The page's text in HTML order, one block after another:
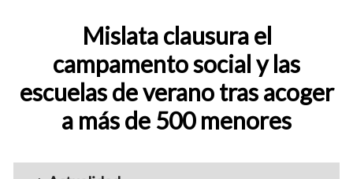
Mislata clausura el
campamento social y las
escuelas de verano tras acoger
a más de 500 menores